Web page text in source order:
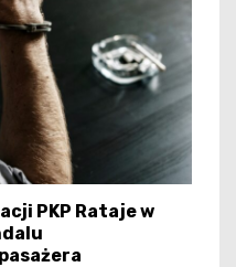
PKP Rataje w